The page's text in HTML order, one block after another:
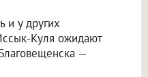
и у других
Куля ожидают
—